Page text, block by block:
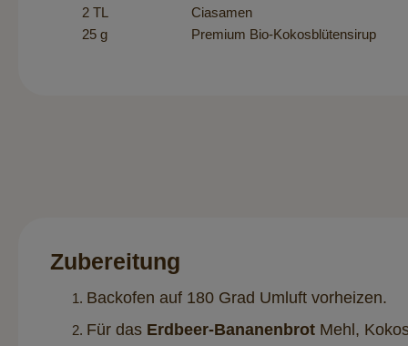
2 TL
Ciasamen
25 g
Premium Bio-Kokosblütensirup
Zubereitung
Backofen auf 180 Grad Umluft vorheizen.
Für das Erdbeer-Bananenbrot Mehl,